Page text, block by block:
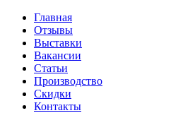
Главная
Отзывы
Выставки
Вакансии
Статьи
Производство
Скидки
Контакты